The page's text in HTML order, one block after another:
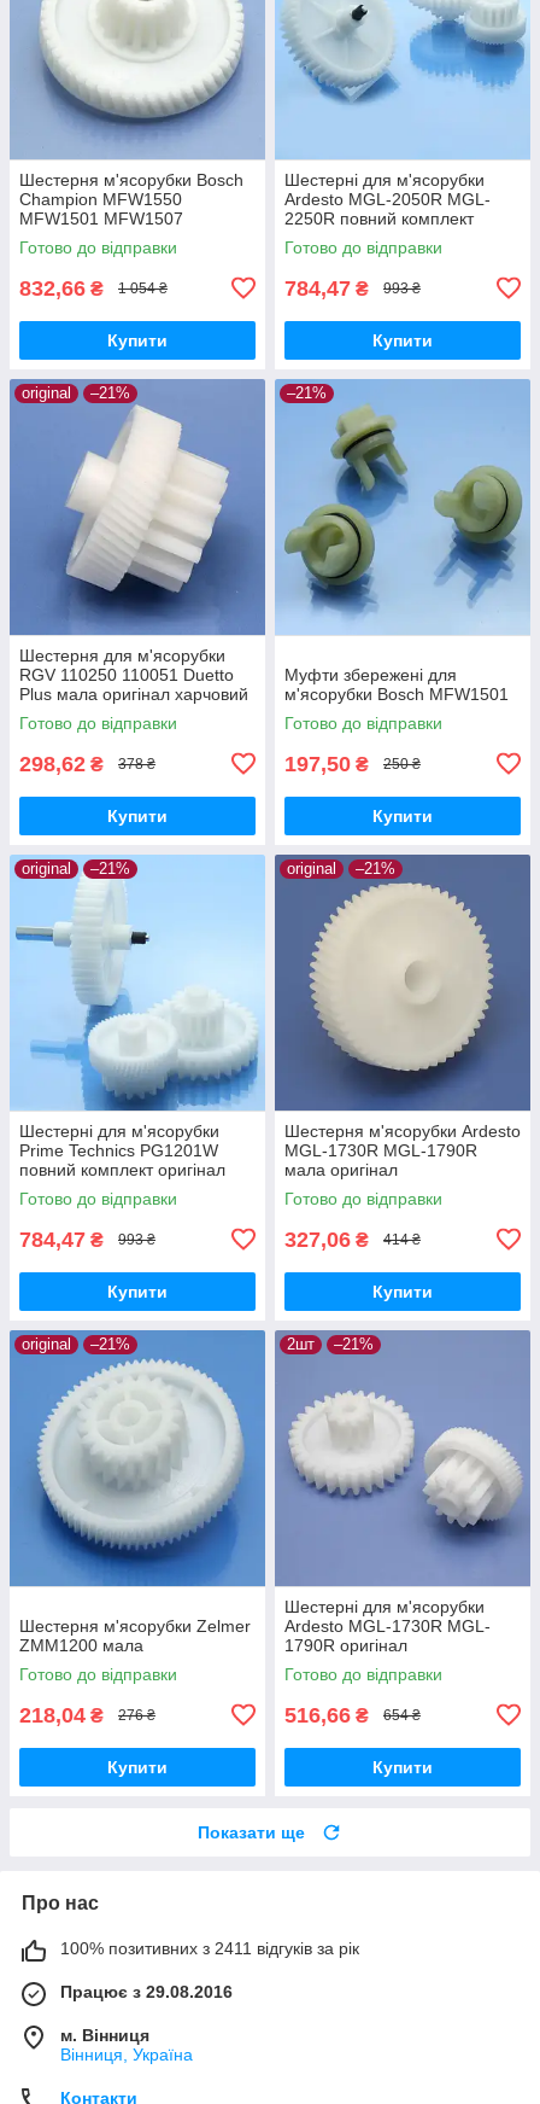
Шестерня м'ясорубки Bosch
Champion MFW1550
MFW1501 MFW1507
MFW1511 MFW1545 SFW1
CNFW2 оригінал Ø68 h25
Готово до відправки
832,66 ₴ 1 054 ₴
Купити
Шестерні для м'ясорубки
Ardesto MGL-2050R MGL-
2250R повний комплект
оригінал харчовий пластик
Готово до відправки
784,47 ₴ 993 ₴
Купити
original –21%
Шестерня для м'ясорубки
RGV 110250 110051 Duetto
Plus мала оригінал харчовий
пластик
Готово до відправки
298,62 ₴ 378 ₴
Купити
–21%
Муфти збережені для
м'ясорубки Bosch MFW1501
Готово до відправки
197,50 ₴ 250 ₴
Купити
original –21%
Шестерні для м'ясорубки
Prime Technics PG1201W
повний комплект оригінал
харчовий пластик
Готово до відправки
784,47 ₴ 993 ₴
Купити
original –21%
Шестерня м'ясорубки Ardesto
MGL-1730R MGL-1790R
мала оригінал
Готово до відправки
327,06 ₴ 414 ₴
Купити
original –21%
Шестерня м'ясорубки Zelmer
ZMM1200 мала
Готово до відправки
218,04 ₴ 276 ₴
Купити
2шт –21%
Шестерні для м'ясорубки
Ardesto MGL-1730R MGL-
1790R оригінал
Готово до відправки
516,66 ₴ 654 ₴
Купити
Показати ще
Про нас
100% позитивних з 2411 відгуків за рік
Працює з 29.08.2016
м. Вінниця
Вінниця, Україна
Контакти